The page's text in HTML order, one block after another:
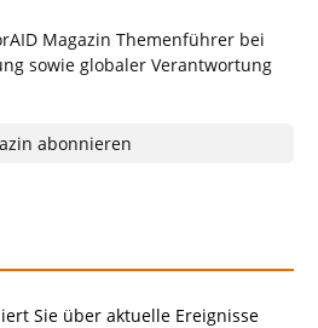
abonnieren
Sie über aktuelle Ereignisse